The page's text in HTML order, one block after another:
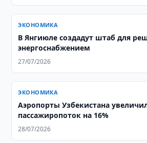
ЭКОНОМИКА
В Янгиюле создадут штаб для
энергоснабжением
27/07/2026
ЭКОНОМИКА
Аэропорты Узбекистана
пассажиропоток на 16%
28/07/2026